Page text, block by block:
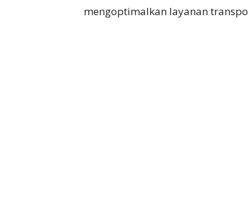
mengoptimalkan layanan